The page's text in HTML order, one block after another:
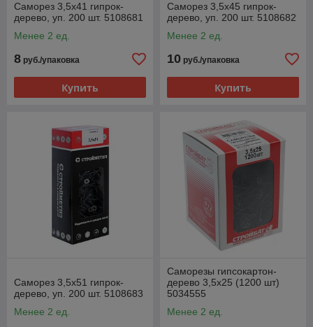
Саморез 3,5х41 гипрок-
дерево, уп. 200 шт. 5108681
Менее 2 ед.
8 руб./упаковка
Купить
Саморез 3,5х45 гипрок-
дерево, уп. 200 шт. 5108682
Менее 2 ед.
10 руб./упаковка
Купить
Саморез 3,5х51 гипрок-
дерево, уп. 200 шт. 5108683
Менее 2 ед.
Саморезы гипсокартон-
дерево 3,5х25 (1200 шт)
5034555
Менее 2 ед.